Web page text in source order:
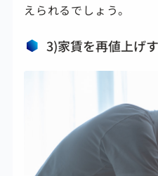
えられるでしょう。
3)家賃を再値上げ